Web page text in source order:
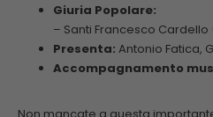
Giuria Popolare:
– Santi Francesco
Presenta: Antonio Fatica,
Accompagnamento